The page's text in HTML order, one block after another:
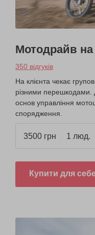
Мотодрайв
350 відгуків
На клієнта чекає
різними перешкодами.
основ управління
спорядження.
3500 грн 1 люд.
Купити для